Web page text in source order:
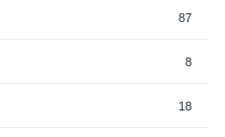
87
8
18